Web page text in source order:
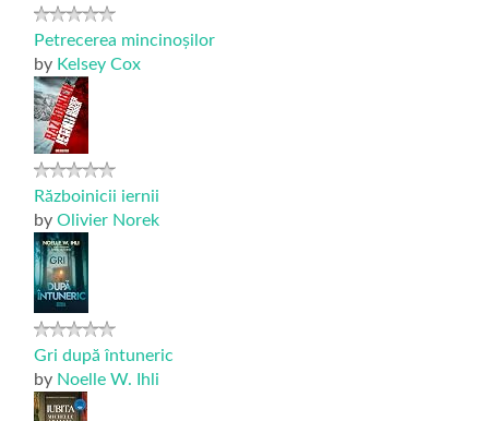
Petrecerea mincinoșilor
by Kelsey Cox
Războinicii iernii
byOlivier Norek
Gri după întuneric
by Noelle W. Ihli